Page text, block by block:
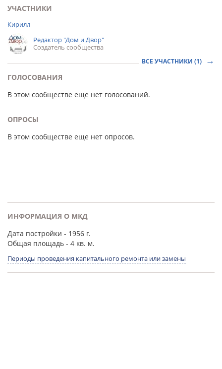
УЧАСТНИКИ
Кирилл
Редактор "Дом и Двор"
Создатель сообщества
ВСЕ УЧАСТНИКИ (1)
ГОЛОСОВАНИЯ
В этом сообществе еще нет голосований.
ОПРОСЫ
В этом сообществе еще нет опросов.
ИНФОРМАЦИЯ О МКД
Дата постройки - 1956 г.
Общая площадь - 4 кв. м.
Периоды проведения капитального ремонта или замены